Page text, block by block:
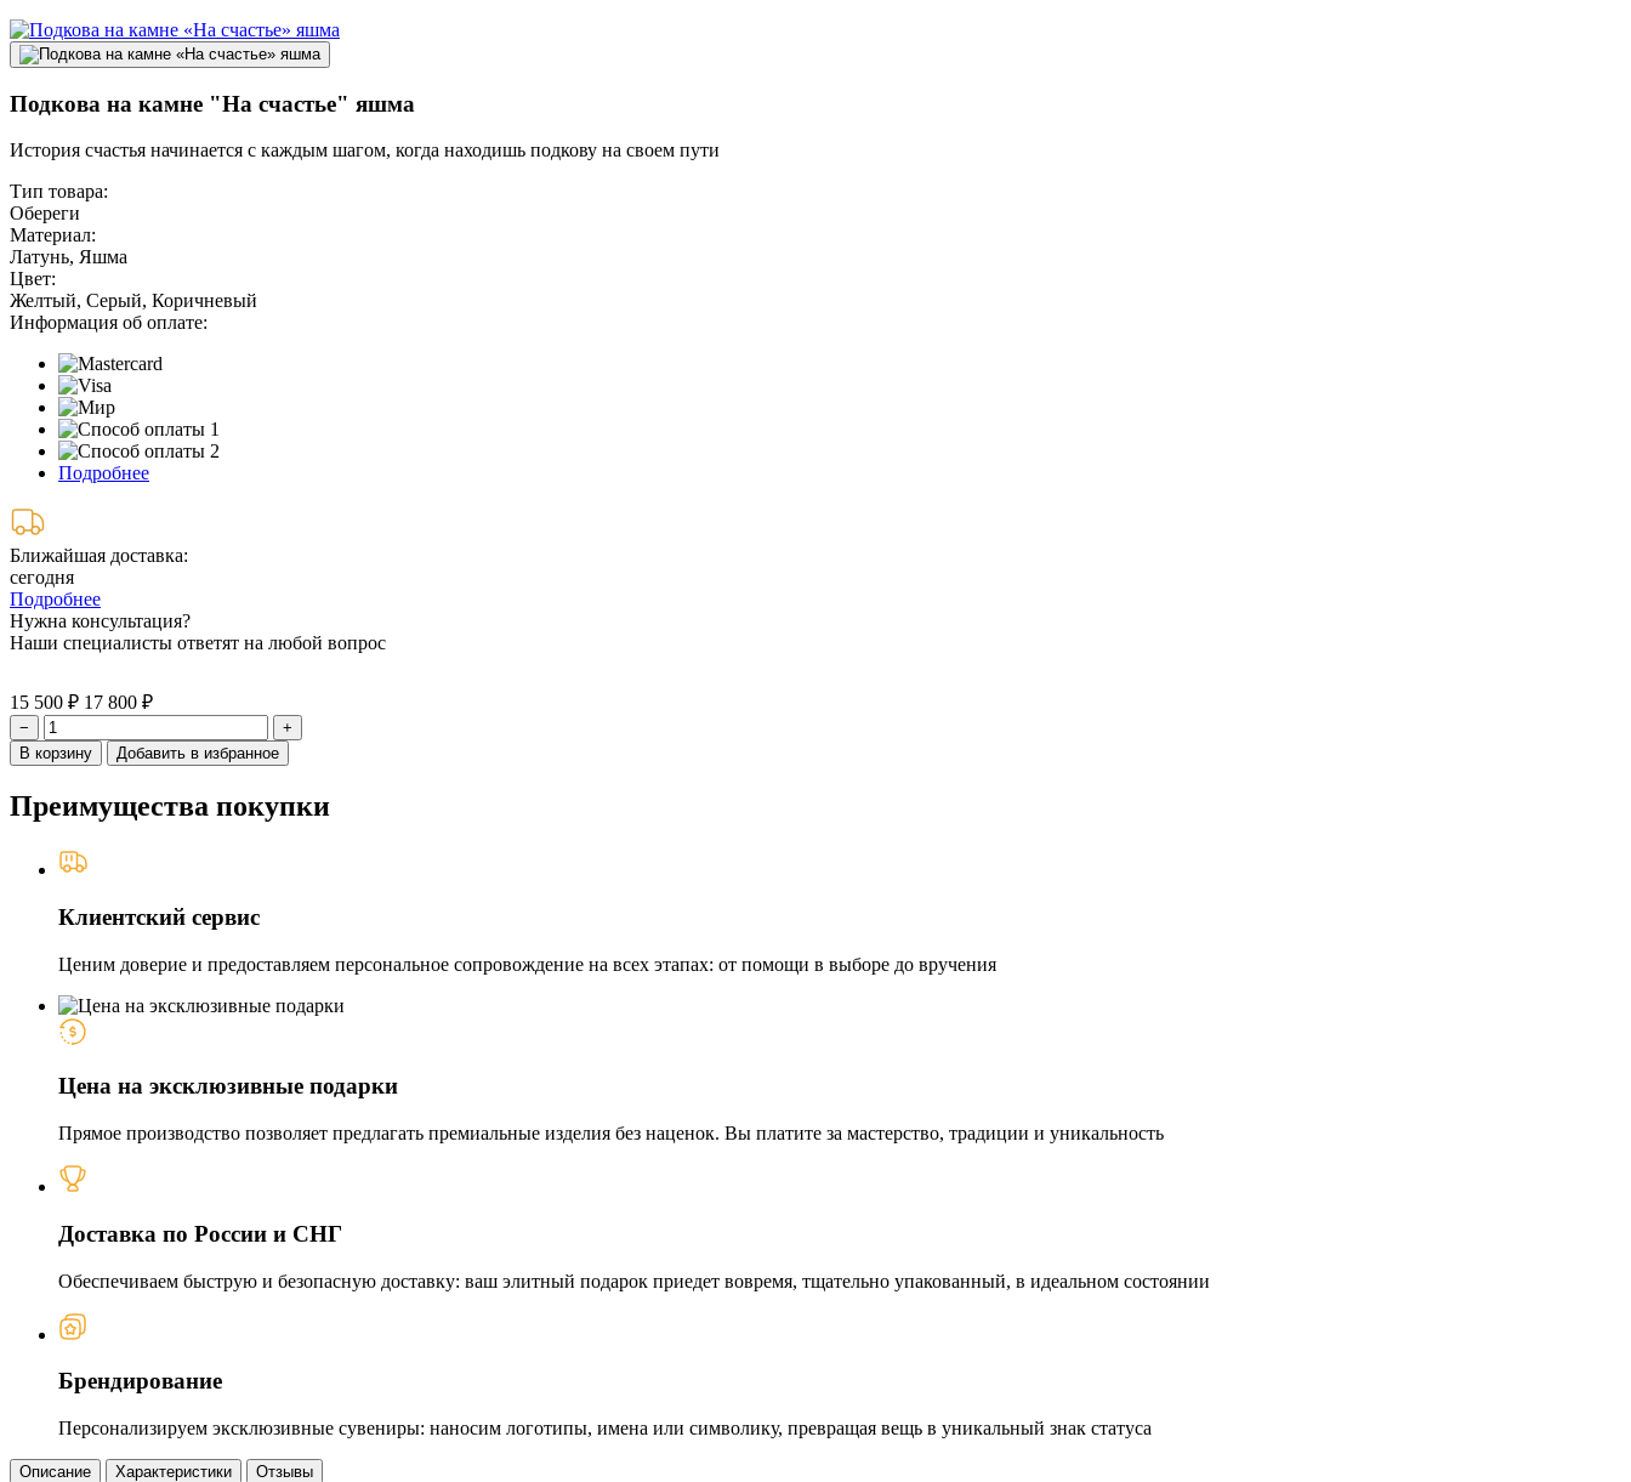
Подкова на камне "На счастье" яшма
История счастья начинается с каждым шагом, когда находишь подкову на своем пути
Тип товара:
Обереги
Материал:
Латунь, Яшма
Цвет:
Желтый, Серый, Коричневый
Информация об оплате:
Подробнее
Ближайшая доставка:
сегодня
Подробнее
Нужна консультация?
Наши специалисты ответят на любой вопрос
15 500 ₽ 17 800 ₽
−
+
В корзину
Добавить в избранное
Преимущества покупки
Клиентский сервис
Ценим доверие и предоставляем персональное сопровождение на всех этапах: от помощи в выборе до вручения
Цена на эксклюзивные подарки
Прямое производство позволяет предлагать премиальные изделия без наценок. Вы платите за мастерство, традиции и уникальность
Доставка по России и СНГ
Обеспечиваем быструю и безопасную доставку: ваш элитный подарок приедет вовремя, тщательно упакованный, в идеальном состоянии
Брендирование
Персонализируем эксклюзивные сувениры: наносим логотипы, имена или символику, превращая вещь в уникальный знак статуса
Описание Характеристики Отзывы